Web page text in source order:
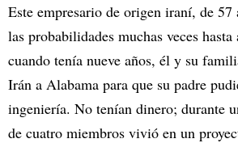
Este empresario de origen iraní, de 57
las probabilidades muchas veces
cuando tenía nueve años, él y su
Irán a Alabama para que su padre
ingeniería. No tenían dinero; durante
de cuatro miembros vivió en un